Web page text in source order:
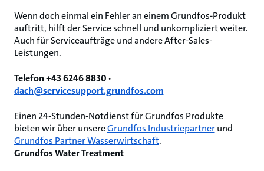
Wenn doch einmal ein Fehler an einem Grundfos-Produkt
auftritt, hilft der Service schnell und unkompliziert weiter.
Auch für Serviceaufträge und andere After-Sales-
Leistungen.
Telefon +43 6246 8830 ·
dach@servicesupport.grundfos.com
Einen 24-Stunden-Notdienst für Grundfos Produkte
bieten wir über unsereGrundfos Industriepartnerund
Grundfos Partner Wasserwirtschaft.
Grundfos Water Treatment